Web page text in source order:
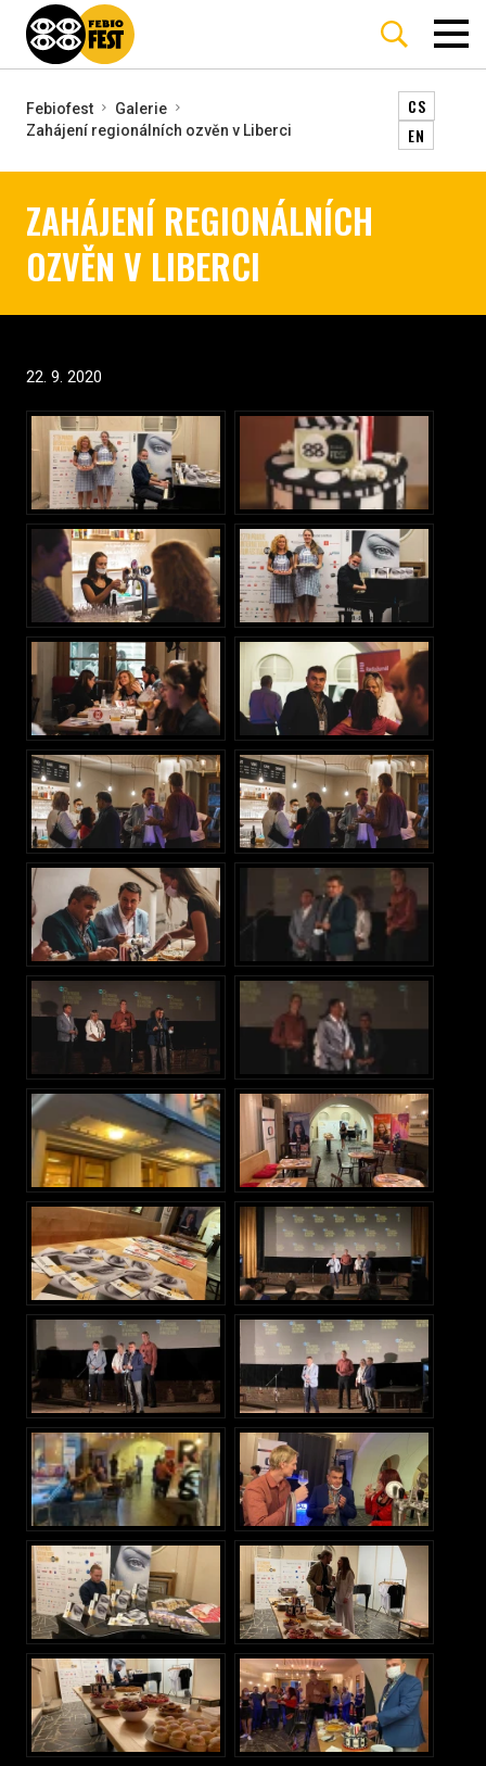
Febiofest
Galerie
Zahájení regionálních ozvěn v Liberci
CS
EN
ZAHÁJENÍ REGIONÁLNÍCH
OZVĚN V LIBERCI
22. 9. 2020